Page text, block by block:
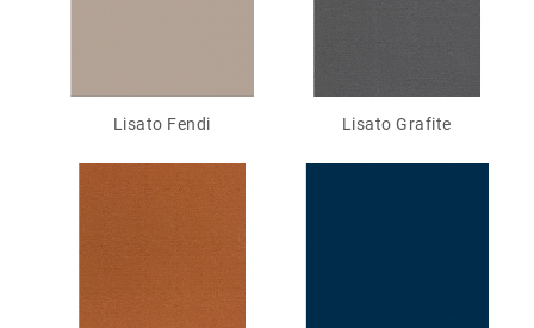
Lisato Fendi Lisato Grafite